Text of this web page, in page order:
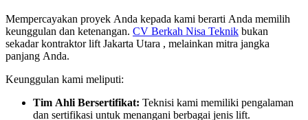
Mempercayakan proyek Anda kepada kami berarti Anda memilih
keunggulan dan ketenangan. CV Berkah Nisa Teknik bukan
sekadar kontraktor lift Jakarta Utara , melainkan mitra jangka
panjang Anda.
Keunggulan kami meliputi:
Tim Ahli Bersertifikat: Teknisi kami memiliki pengalaman
dan sertifikasi untuk menangani berbagai jenis lift.